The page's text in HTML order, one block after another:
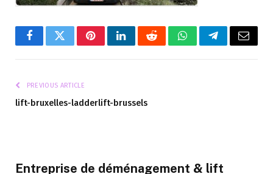
FacebookTwitterPinterestLinkedInRedditWhatsAppTelegramEmail
PREVIOUS ARTICLE
lift-bruxelles-ladderlift-brussels
Entreprise de déménagement & lift